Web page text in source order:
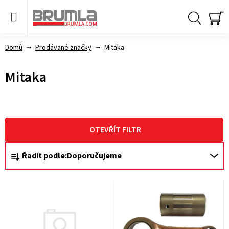
Domů Prodávané značky Mitaka
Mitaka
OTEVŘÍT FILTR
Ř
a
Řadit podle:Doporučujeme